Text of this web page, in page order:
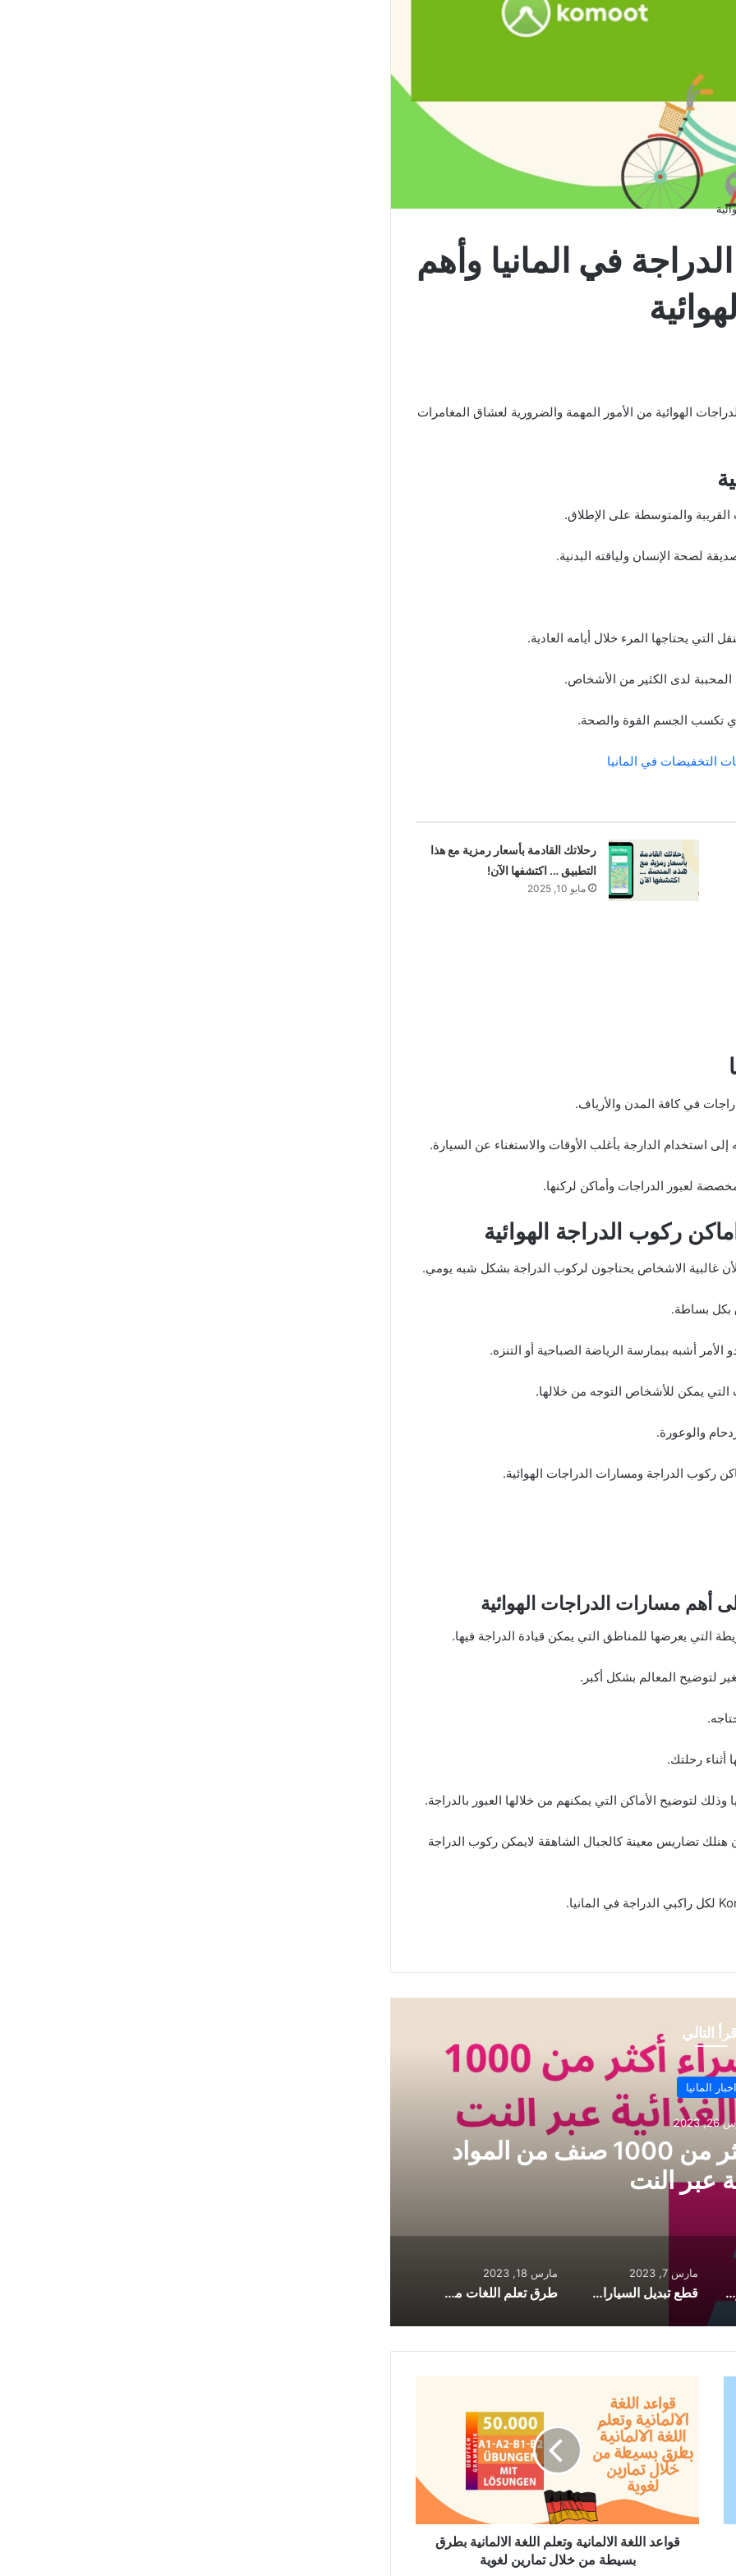
في المانيا وأهم
الهوائية من الأمور المهمة والضرورية لعشاق المغامرات
القريبة والمتوسطة على الإطلاق.
لصحة الإنسان ولياقته البدنية.
التي يحتاجها المرء خلال أيامه العادية.
المحببة لدى الكثير من الأشخاص.
تكسب الجسم القوة والصحة.
التخفيضات في المانيا
رحلاتك القادمة بأسعار رمزية مع هذا
التطبيق … اكتشفها الآن!
مايو 10, 2025
في كافة المدن والأرياف.
استخدام الدارجة بأغلب الأوقات والاستغناء عن السيارة.
لعبور الدراجات وأماكن لركنها.
لأن غالبية الاشخاص يحتاجون لركوب الدراجة بشكل شبه يومي.
بكل بساطة.
أشبه ببمارسة الرياضة الصباحية أو التنزه.
والوعورة.
ركوب الدراجة ومسارات الدراجات الهوائية.
التي يعرضها للمناطق التي يمكن قيادة الدراجة فيها.
لتوضيح المعالم بشكل أكبر.
رحلتك.
هنلك تضاريس معينة كالجبال الشاهقة لايمكن ركوب الدراجة
أقرأ التالي
اخبار المانيا
مارس 7, 2023
الحصول عليها بأرخص
54 ماركة
بقالية أون لاين لشراء أكثر من 1000 صنف من المواد الغذائية عبر النت
مارس 7, 2023
قطع تبديل السيارات في المانيا الحصول عليها بأرخص الاسعار لأكثر من 54 ماركة
مارس 18, 2023
طرق تعلم اللغات من خلال استخدام تطبيق يحوي 120 مليون متعلم
الالمانية
وتعلم
اللغة
الالمانية
من
خلالقواعد اللغة الالمانية وتعلم اللغة الالمانية بطرق
بسيطة من خلال تمارين لغوية